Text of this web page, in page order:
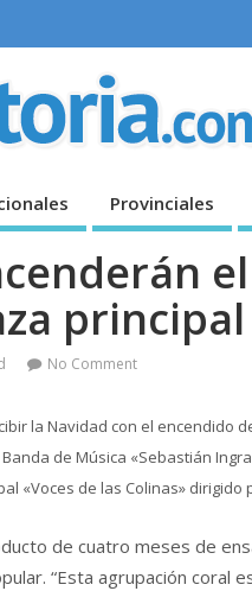
Provinciales
principal
No Comment
la Navidad con el encendido
de Música «Sebastián
«Voces de las Colinas» dirigido
de cuatro meses de
“Esta agrupación